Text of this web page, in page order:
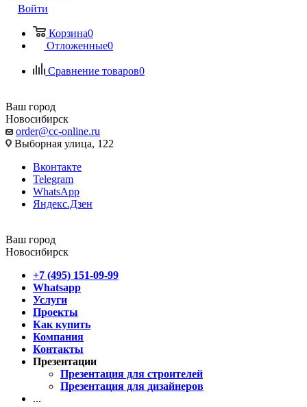
Войти
Корзина0
Отложенные0
Сравнение товаров0
Ваш город
Новосибирск
order@cc-online.ru
Выборная улица, 122
Вконтакте
Telegram
WhatsApp
Яндекс.Дзен
Ваш город
Новосибирск
+7 (495) 151-09-99
Whatsapp
Услуги
Проекты
Как купить
Компания
Контакты
Презентации
Презентация для строителей
Презентация для дизайнеров
...